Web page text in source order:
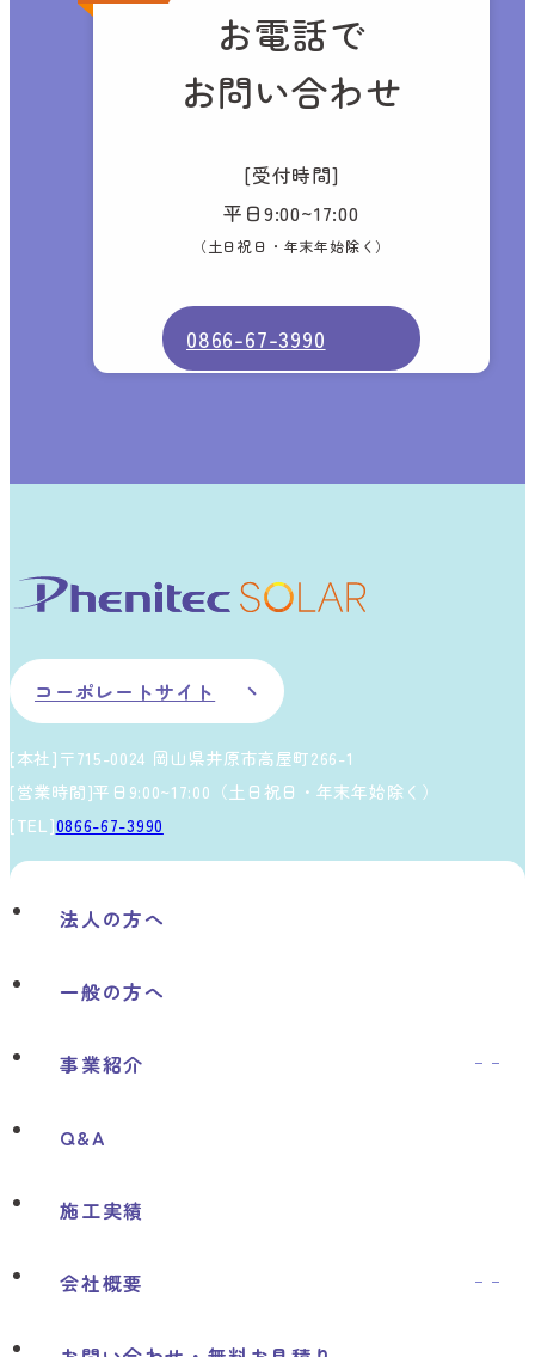
お電話で
お問い合わせ
[受付時間]
平日9:00~17:00
（土日祝日・年末年始除く）
0866-67-3990
コーポレートサイト
[本社]〒715-0024 岡山県井原市高屋町266-1
[営業時間]平日9:00~17:00（土日祝日・年末年始除く）
[TEL]0866-67-3990
法人の方へ
一般の方へ
事業紹介
取扱メーカー
Q&A
施工実績
会社概要